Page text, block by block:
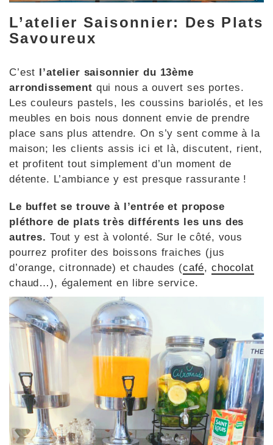
L’atelier Saisonnier: Des Plats
Savoureux
C’est l’atelier saisonnier du 13ème
arrondissement qui nous a ouvert ses portes.
Les couleurs pastels, les coussins bariolés, et les
meubles en bois nous donnent envie de prendre
place sans plus attendre. On s’y sent comme à la
maison; les clients assis ici et là, discutent, rient,
et profitent tout simplement d’un moment de
détente. L’ambiance y est presque rassurante !
Le buffet se trouve à l’entrée et propose
pléthore de plats très différents les uns des
autres. Tout y est à volonté. Sur le côté, vous
pourrez profiter des boissons fraiches (jus
d’orange, citronnade) et chaudes (café,chocolat
chaud…), également en libre service.